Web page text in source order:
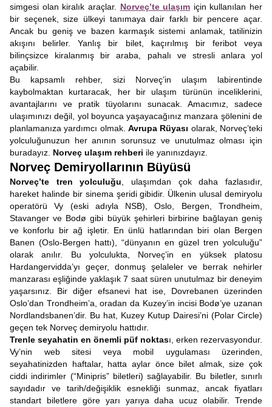
simgesi olan kiralık araçlar. Norveç’te ulaşım için kullanılan her
bir seçenek, size ülkeyi tanımaya dair farklı bir pencere açar.
Ancak bu geniş ve bazen karmaşık sistemi anlamak, tatilinizin
akışını belirler. Yanlış bir bilet, kaçırılmış bir feribot veya
bilinçsizce kiralanmış bir araba, pahalı ve stresli anlara yol
açabilir.
Bu kapsamlı rehber, sizi Norveç’in ulaşım labirentinde
kaybolmaktan kurtaracak, her bir ulaşım türünün inceliklerini,
avantajlarını ve pratik tüyolarını sunacak. Amacımız, sadece
ulaşımınızı değil, yol boyunca yaşayacağınız manzara şölenini de
planlamanıza yardımcı olmak. Avrupa Rüyası olarak, Norveç’teki
yolculuğunuzun her anının sorunsuz ve unutulmaz olması için
buradayız. Norveç ulaşım rehberi ile yanınızdayız.
Norveç Demiryollarının Büyüsü
Norveç’te tren yolculuğu , ulaşımdan çok daha fazlasıdır,
hareket halinde bir sinema şeridi gibidir. Ülkenin ulusal demiryolu
operatörü Vy (eski adıyla NSB), Oslo, Bergen, Trondheim,
Stavanger ve Bodø gibi büyük şehirleri birbirine bağlayan geniş
ve konforlu bir ağ işletir. En ünlü hatlarından biri olan Bergen
Banen (Oslo-Bergen hattı), “dünyanın en güzel tren yolculuğu”
olarak anılır. Bu yolculukta, Norveç’in en yüksek platosu
Hardangervidda’yı geçer, donmuş şelaleler ve berrak nehirler
manzarası eşliğinde yaklaşık 7 saat süren unutulmaz bir deneyim
yaşarsınız. Bir diğer efsanevi hat ise, Dovrebanen üzerinden
Oslo’dan Trondheim’a, oradan da Kuzey’in incisi Bodø’ye uzanan
Nordlandsbanen’dir. Bu hat, Kuzey Kutup Dairesi’ni (Polar Circle)
geçen tek Norveç demiryolu hattıdır.
Trenle seyahatin en önemli püf noktası, erken rezervasyondur.
Vy’nin web sitesi veya mobil uygulaması üzerinden,
seyahatinizden haftalar, hatta aylar önce bilet almak, size çok
ciddi indirimler (“Minipris” biletleri) sağlayabilir. Bu biletler, sınırlı
sayıdadır ve tarih/değişiklik esnekliği sunmaz, ancak fiyatları
standart biletlere göre yarı yarıya daha ucuz olabilir. Trende